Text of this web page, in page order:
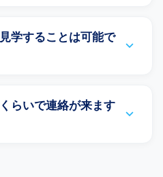
学することは可能で
expand_more
らいで連絡が来ます
expand_more